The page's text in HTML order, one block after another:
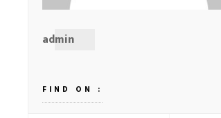
admin
FIND ON :